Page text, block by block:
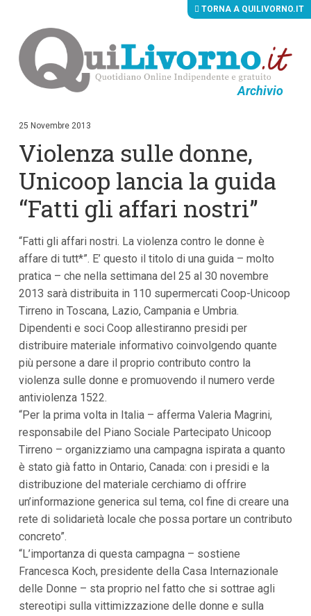
Archivio
i
i
c
e
t
p
r
i
n
c
i
p
a
i
V
a
a
l
e
n
P
r
n
c
i
a
e
V
TORNA A QUILIVORNO.IT
25 Novembre 2013
Violenza sulle donne,
Unicoop lancia la guida
“Fatti gli affari nostri”
“Fatti gli affari nostri. La violenza contro le donne è
affare di tutt*”. E’ questo il titolo di una guida – molto
pratica – che nella settimana del 25 al 30 novembre
2013 sarà distribuita in 110 supermercati Coop-Unicoop
Tirreno in Toscana, Lazio, Campania e Umbria.
Dipendenti e soci Coop allestiranno presidi per
distribuire materiale informativo coinvolgendo quante
più persone a dare il proprio contributo contro la
violenza sulle donne e promuovendo il numero verde
antiviolenza 1522.
“Per la prima volta in Italia – afferma Valeria Magrini,
responsabile del Piano Sociale Partecipato Unicoop
Tirreno – organizziamo una campagna ispirata a quanto
è stato già fatto in Ontario, Canada: con i presidi e la
distribuzione del materiale cerchiamo di offrire
un’informazione generica sul tema, col fine di creare una
rete di solidarietà locale che possa portare un contributo
concreto”.
“L’importanza di questa campagna – sostiene
Francesca Koch, presidente della Casa Internazionale
delle Donne – sta proprio nel fatto che si sottrae agli
stereotipi sulla vittimizzazione delle donne e sulla